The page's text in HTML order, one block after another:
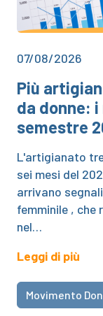
07/08/2026
Più
da donne:
semestre
L'artigianato
sei mesi del
arrivano
femminile , che
nel…
Leggi di più
Movimento